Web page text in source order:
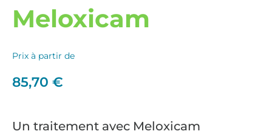
Meloxicam
Prix à partir de
85,70 €
Un traitement avec Meloxicam